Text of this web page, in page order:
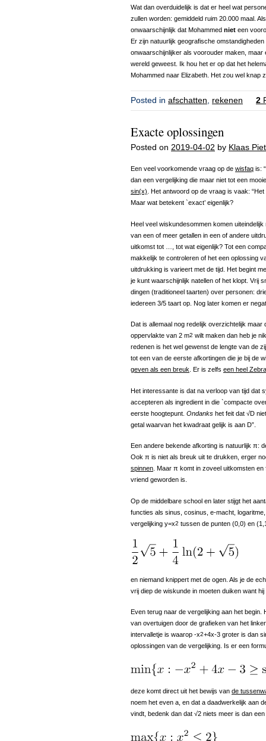
Wat dan overduidelijk is dat er heel wat
zullen worden: gemiddeld ruim 20.000 maal.
onwaarschijnlijk dat Mohammed niet een
Er zijn natuurlijk geografische
onwaarschijnlijker als voorouder maken,
wereld geweest. Ik hou het er op dat het
Mohammed naar Elizabeth. Het zou wel knap
Posted in afschatten, rekenen 2
Exacte oplossingen
Posted on 2019-04-02 by Klaas
Een veel voorkomende vraag op de wisfaq is:
dan een vergelijking die maar niet tot een
sin(x) . Het antwoord op de vraag is vaak:
Maar wat betekent `exact’ eigenlijk?
Heel veel wiskundesommen komen
van een of meer getallen in een of andere
uitkomst tot …, tot wat eigenlijk? Tot een
makkelijk te controleren of het een oplossing
uitdrukking is varieert met de tijd. Het begint
je kunt waarschijnlijk natellen of het klopt. Vrij
dingen (traditioneel taarten) over personen:
iedereen 3/5 taart op. Nog later komen er
Dat is allemaal nog redelijk overzichtelijk
oppervlakte van 2 m2 wilt maken dan heb je
redenen is het wel gewenst de lengte van de
tot een van de eerste afkortingen die je bij de
geven als een breuk . Er is zelfs een heel
Het interessante is dat na verloop van tijd dat
accepteren als ingredient in die `compacte
eerste hoogtepunt. Ondanks het feit dat √D
getal waarvan het kwadraat gelijk is aan D”.
Een andere bekende afkorting is natuurlijk π:
Ook π is niet als breuk uit te drukken, erger
spinnen . Maar π komt in zoveel uitkomsten
vriend geworden is.
Op de middelbare school en later stijgt het
functies als sinus, cosinus, e-macht,
vergelijking y=x2 tussen de punten (0,0) en
en niemand knippert met de ogen. Als je de
vrij diep de wiskunde in moeten duiken want
Even terug naar de vergelijking aan het begin.
van overtuigen door de grafieken van het
intervalletje is waarop -x2+4x-3 groter is dan
oplossingen van de vergelijking. Is er een
deze komt direct uit het bewijs van de
noem het even a, en dat a daadwerkelijk aan
vindt, bedenk dan dat √2 niets meer is dan